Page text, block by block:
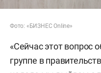
Фото: «БИЗНЕС Online»
«Сейчас этот вопрос
группе в